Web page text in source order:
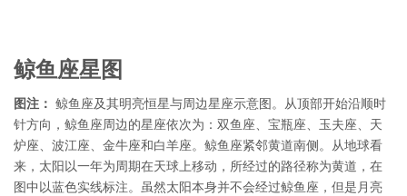
鲸鱼座星图
图注： 鲸鱼座及其明亮恒星与周边星座示意图。从顶部开始沿顺时
针方向，鲸鱼座周边的星座依次为：双鱼座、宝瓶座、玉夫座、天
炉座、波江座、金牛座和白羊座。鲸鱼座紧邻黄道南侧。从地球看
来，太阳以一年为周期在天球上移动，所经过的路径称为黄道，在
图中以蓝色实线标注。虽然太阳本身并不会经过鲸鱼座，但是月亮